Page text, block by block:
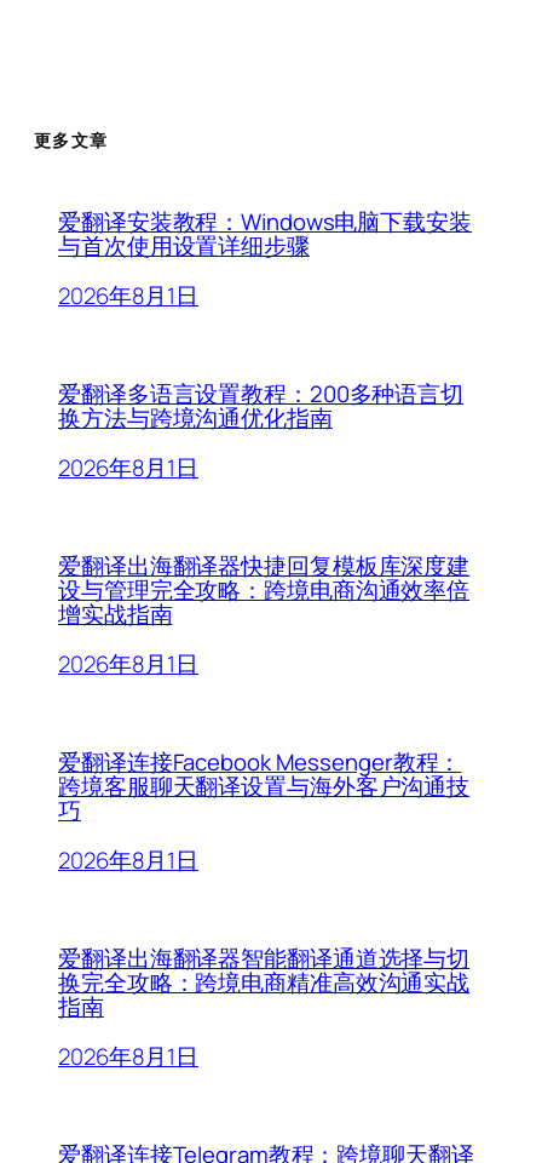
更多文章
爱翻译安装教程：Windows电脑下载安装
与首次使用设置详细步骤
2026年8月1日
爱翻译多语言设置教程：200多种语言切
换方法与跨境沟通优化指南
2026年8月1日
爱翻译出海翻译器快捷回复模板库深度建
设与管理完全攻略：跨境电商沟通效率倍
增实战指南
2026年8月1日
爱翻译连接Facebook Messenger教程：
跨境客服聊天翻译设置与海外客户沟通技
巧
2026年8月1日
爱翻译出海翻译器智能翻译通道选择与切
换完全攻略：跨境电商精准高效沟通实战
指南
2026年8月1日
爱翻译连接Telegram教程：跨境聊天翻译